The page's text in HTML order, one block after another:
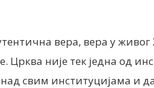
вера, вера у живог
Црква није тек једна од
свим институцијама и да